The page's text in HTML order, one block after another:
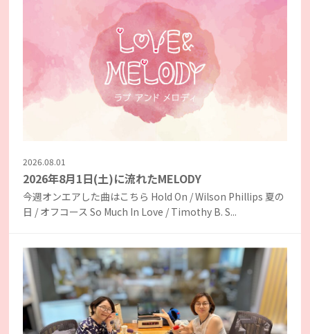
2026.08.01
2026年8月1日(土)に流れたMELODY
今週オンエアした曲はこちら Hold On / Wilson Phillips 夏の
日 / オフコース So Much In Love / Timothy B. S...